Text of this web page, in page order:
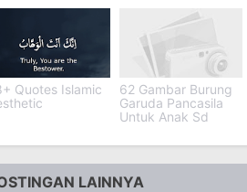
Quotes Islamic
62 Gambar Burung
Garuda Pancasila
Untuk Anak Sd
LAINNYA